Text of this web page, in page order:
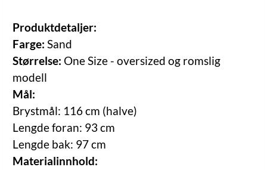
Produktdetaljer:
Farge: Sand
Størrelse: One Size - oversized og romslig
modell
Mål:
Brystmål: 116 cm (halve)
Lengde foran: 93 cm
Lengde bak: 97 cm
Materialinnhold: